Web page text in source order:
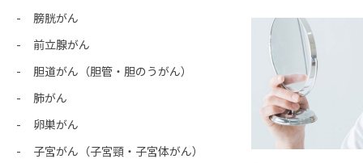
膀胱がん
前立腺がん
胆道がん（胆管・胆のうがん）
肺がん
卵巣がん
子宮がん（子宮頸・子宮体がん）